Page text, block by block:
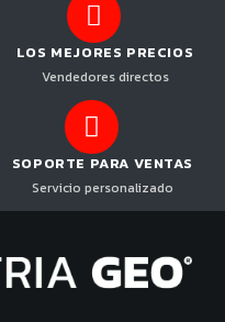
LOS MEJORES PRECIOS
Vendedores directos
SOPORTE PARA VENTAS
Servicio personalizado